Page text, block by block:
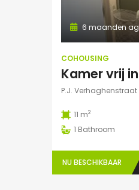
6 maanden
COHOUSING
P.J. Verhaghenstraat
11 m2
1 Bathroom
NU BESCHIKBAAR